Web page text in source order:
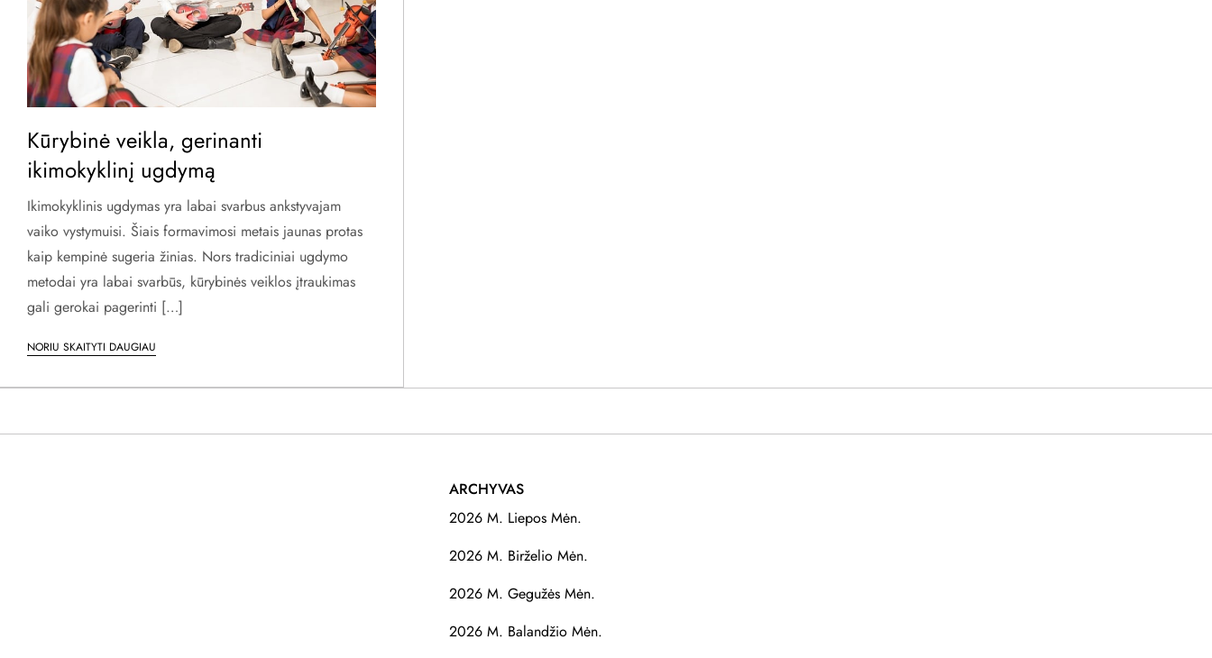
Kūrybinė veikla, gerinanti
ikimokyklinį ugdymą
Ikimokyklinis ugdymas yra labai svarbus ankstyvajam
vaiko vystymuisi. Šiais formavimosi metais jaunas protas
kaip kempinė sugeria žinias. Nors tradiciniai ugdymo
metodai yra labai svarbūs, kūrybinės veiklos įtraukimas
gali gerokai pagerinti […]
NORIU SKAITYTI DAUGIAU
ARCHYVAS
2026 M. Liepos Mėn.
2026 M. Birželio Mėn.
2026 M. Gegužės Mėn.
2026 M. Balandžio Mėn.